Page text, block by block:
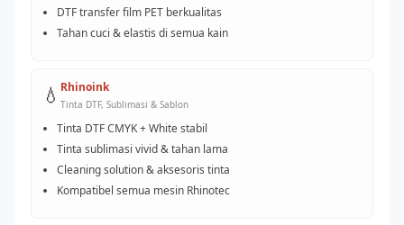
DTF transfer film PET berkualitas
Tahan cuci & elastis di semua kain
💧 Rhinoink
Tinta DTF, Sublimasi & Sablon
Tinta DTF CMYK + White stabil
Tinta sublimasi vivid & tahan lama
Cleaning solution & aksesoris tinta
Kompatibel semua mesin Rhinotec